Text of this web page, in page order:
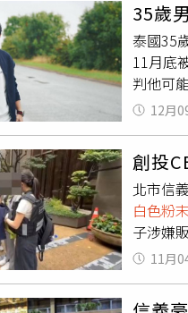
罪行為
北市警
過任何
險案件
經診斷
涉案車
載蘇男
依托咪
北市政
新北
正回應
案」，
蕩原則
案件16
35歲
泰國35
11月底
判他可
報》報
友和
可能
因出現新的可
此消息
人，因
悄悄刪
（
生了什
12月
創投
北市信
白色粉末
子涉嫌
到案，
創投
因此
11月